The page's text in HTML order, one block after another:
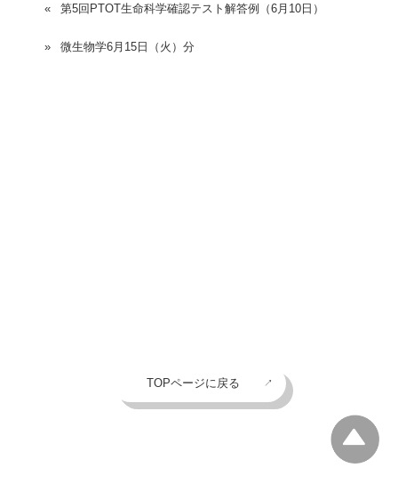
第5回PTOT生命科学確認テスト解答例（6月10日）
微生物学6月15日（火）分
TOPページに戻る